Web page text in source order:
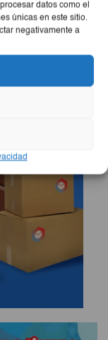
datos como el
únicas en este sitio.
negativamente a